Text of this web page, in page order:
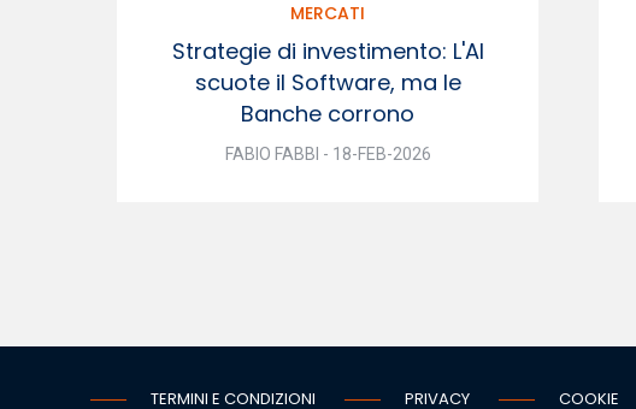
MERCATI
Strategie di investimento: L'AI
scuote il Software, ma le
Banche corrono
FABIO FABBI - 18-FEB-2026
TERMINI E CONDIZIONI PRIVACY COOKIE